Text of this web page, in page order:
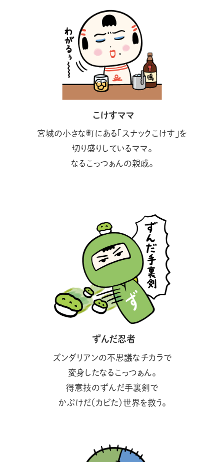
こけすママ
宮城の小さな町にある「スナックこけす」を
切り盛りしているママ。
なるこっつぁんの親戚。
ずんだ忍者
ズンダリアンの不思議なチカラで
変身したなるこっつぁん。
得意技のずんだ手裏剣で
かぷけだ（カビた）世界を救う。